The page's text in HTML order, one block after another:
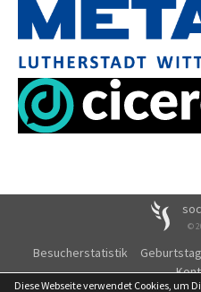
©
Besucherstatistik
Diese Webseite verwendet Cookies, um